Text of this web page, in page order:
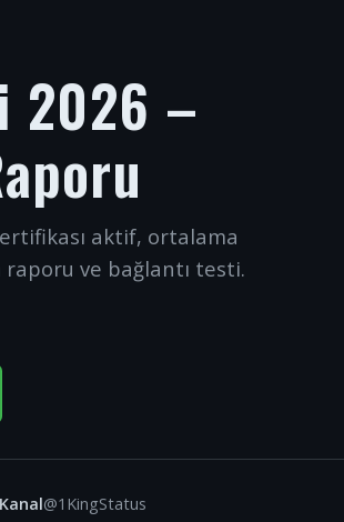
2026 –
aktif, ortalama
ve bağlantı testi.
Kanal@1KingStatus